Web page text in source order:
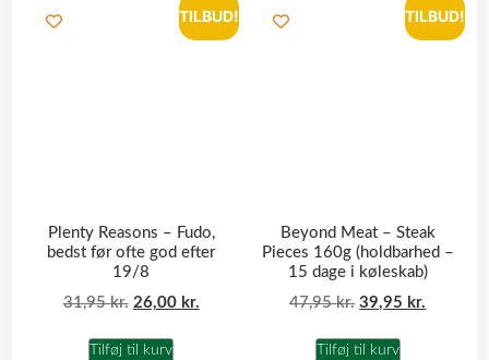
TILBUD!
Plenty Reasons – Fudo,
bedst før ofte god efter
19/8
31,95kr. 26,00 kr.
Tilføj til kurv
TILBUD!
Beyond Meat – Steak
Pieces 160g (holdbarhed –
15 dage i køleskab)
47,95kr. 39,95 kr.
Tilføj til kurv